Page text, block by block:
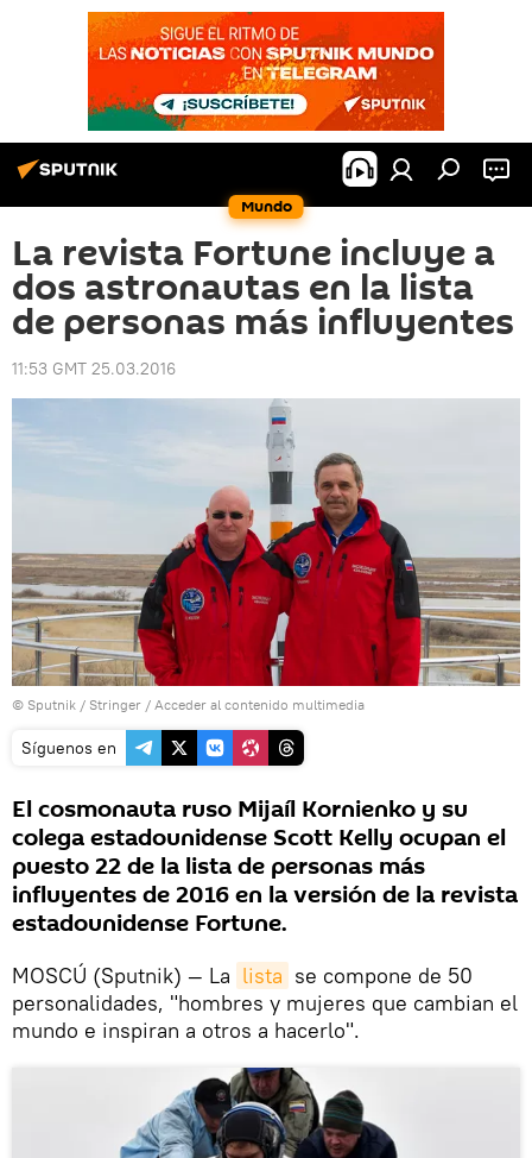
Mundo
La revista Fortune incluye a
dos astronautas en la lista
de personas más influyentes
11:53 GMT 25.03.2016
© Sputnik / Stringer / Acceder al contenido multimedia
Síguenos en
El cosmonauta ruso Mijaíl Kornienko y su
colega estadounidense Scott Kelly ocupan el
puesto 22 de la lista de personas más
influyentes de 2016 en la versión de la revista
estadounidense Fortune.
MOSCÚ (Sputnik) — La lista se compone de 50
personalidades, "hombres y mujeres que cambian el
mundo e inspiran a otros a hacerlo".